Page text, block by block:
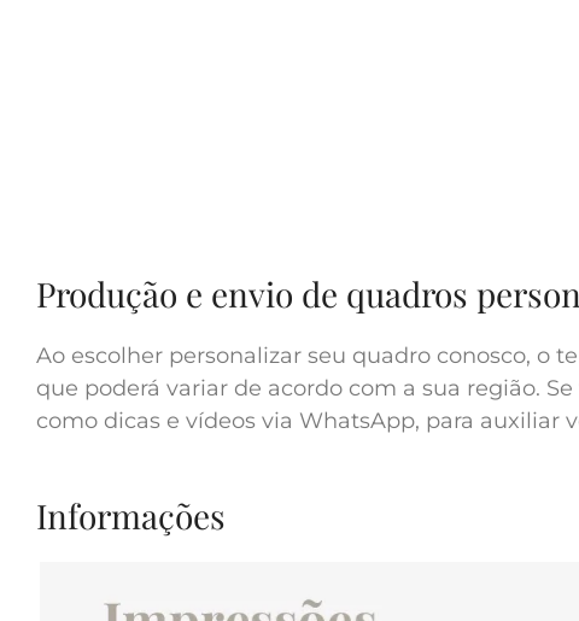
Produção e envio de quadros
Ao escolher personalizar seu quadro conosco, o
que poderá variar de acordo com a sua região.
como dicas e vídeos via WhatsApp, para auxiliar
Informações